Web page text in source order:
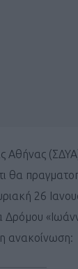
Αθήνας
θα
26
Δρόμου
ανακοίνωση: